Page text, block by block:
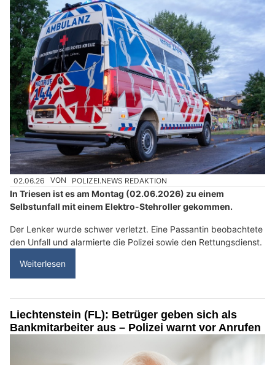
02.06.26 VON POLIZEI.NEWS REDAKTION
In Triesen ist es am Montag (02.06.2026) zu einem
Selbstunfall mit einem Elektro-Stehroller gekommen.
Der Lenker wurde schwer verletzt. Eine Passantin beobachtete
den Unfall und alarmierte die Polizei sowie den Rettungsdienst.
Weiterlesen
Liechtenstein (FL): Betrüger geben sich als
Bankmitarbeiter aus – Polizei warnt vor Anrufen